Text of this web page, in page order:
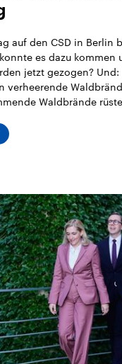
auf den CSD in Berlin
es dazu kommen
jetzt gezogen? Und:
verheerende
Waldbrände